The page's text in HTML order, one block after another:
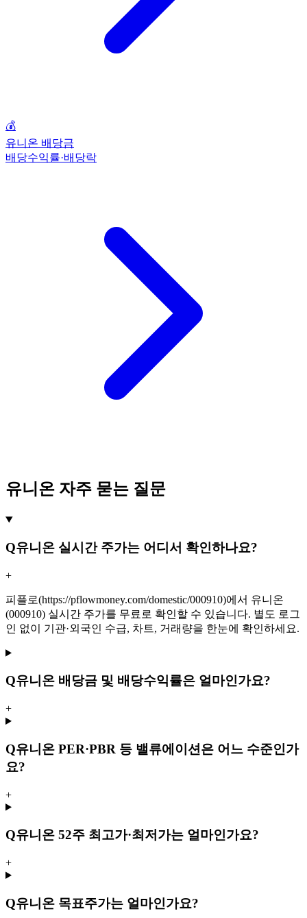
💰
유니온 배당금
배당수익률·배당락
유니온 자주 묻는 질문
Q유니온 실시간 주가는 어디서 확인하나요?
+
피플로(https://pflowmoney.com/domestic/000910)에서 유니온
(000910) 실시간 주가를 무료로 확인할 수 있습니다. 별도 로그
인 없이 기관·외국인 수급, 차트, 거래량을 한눈에 확인하세요.
Q유니온 배당금 및 배당수익률은 얼마인가요?
+
Q유니온 PER·PBR 등 밸류에이션은 어느 수준인가
요?
+
Q유니온 52주 최고가·최저가는 얼마인가요?
+
Q유니온 목표주가는 얼마인가요?